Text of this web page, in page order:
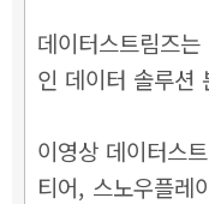
데이터스트림즈
인 데이터 솔루션
이영상 데이터스
티어, 스노우플레